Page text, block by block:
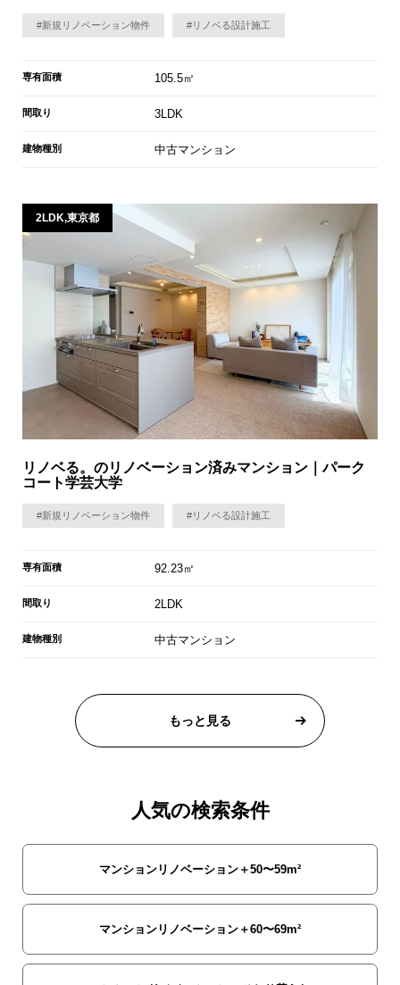
#新規リノベーション物件 #リノベる設計施工
専有面積 105.5㎡
間取り 3LDK
建物種別 中古マンション
2LDK,東京都
リノベる。のリノベーション済みマンション｜パーク
コート学芸大学
#新規リノベーション物件 #リノベる設計施工
専有面積 92.23㎡
間取り 2LDK
建物種別 中古マンション
もっと見る
人気の検索条件
マンションリノベーション＋50〜59m²
マンションリノベーション＋60〜69m²